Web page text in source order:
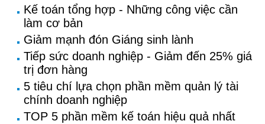
Kế toán tổng hợp - Những công việc cần
làm cơ bản
Giảm mạnh đón Giáng sinh lành
Tiếp sức doanh nghiệp - Giảm đến 25% giá
trị đơn hàng
5 tiêu chí lựa chọn phần mềm quản lý tài
chính doanh nghiệp
TOP 5 phần mềm kế toán hiệu quả nhất